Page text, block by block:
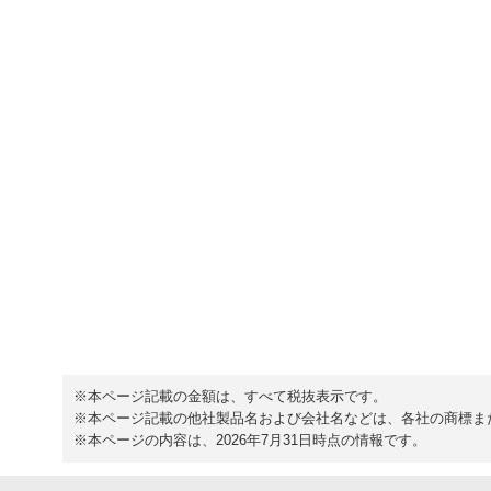
※本ページ記載の金額は、すべて税抜表示です。
※本ページ記載の他社製品名および会社名などは、各社の商標ま
※本ページの内容は、2026年7月31日時点の情報です。